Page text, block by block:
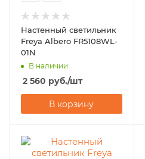
Настенный светильник
Freya Albero FR5108WL-
01N
В наличии
2 560 руб./шт
В корзину